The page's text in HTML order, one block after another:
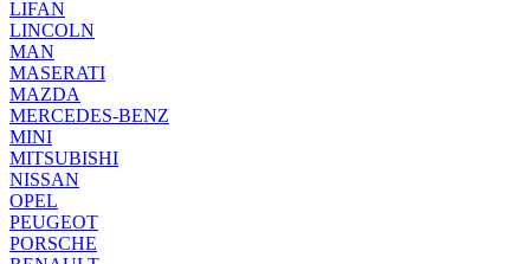
LIFAN
LINCOLN
MAN
MASERATI
MAZDA
MERCEDES-BENZ
MINI
MITSUBISHI
NISSAN
OPEL
PEUGEOT
PORSCHE